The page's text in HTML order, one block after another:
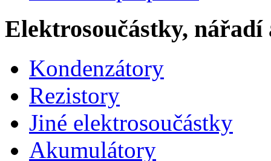
Elektrosoučástky, nářadí
Kondenzátory
Rezistory
Jiné elektrosoučástky
Akumulátory